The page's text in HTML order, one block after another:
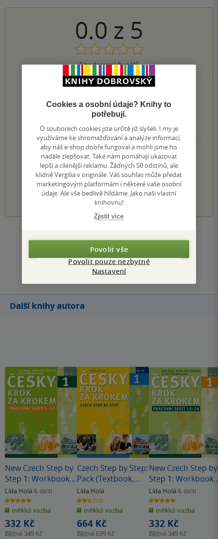
0.0 z 5
0hodnocení čtenářů
4 hvězdičky
0×
3 hvězdičky
0×
2 hvězdičky
0×
1 hvezdička
PŘIDEJTE SVÉ HODNOCENÍ KNIHY
Hodnocení našich knihkupců: 0.0 z 5
1 2 3 4 5
Přidat hodnocení
Další knihy autora
New Czech Step by
Step 1: Workbook 1
- lessons 1-12
Lída Holá & další
4.7
z
5
hvězdiček
měkká vazba
332 Kč
Běžně 349 Kč
Czech Step by Step:
Pack (Textbook,
Appendix and free
audio download)
Lída Holá
2.5
z
5
hvězdiček
měkká vazba
664 Kč
Běžně 699 Kč
New Czech Step by
Step 1: Workbook
- lessons 13-24
Lída Holá & další
5.0
z
5
hvězdiček
měkká vazba
332 Kč
Běžně 349 Kč
Cookies a osobní údaje? Knihy to
potřebují.
O souborech cookies jste určitě již slyšeli. I my je
využíváme ke shromažďování a analýze informací,
aby náš e-shop dobře fungoval a mohli jsme ho
nadále zlepšovat. Také nám pomáhají ukazovat
lepší a cílenější reklamu. Žádných 50 odstínů, ale
klidně Vergilia v originále. Váš souhlas může předat
marketingovým platformám i některé vaše osobní
údaje. Ale vše bedlivě hlídáme. Jako naši vlastní
knihovnu!
Zjistit více
Povolit vše
Povolit pouze nezbytné
Nastavení